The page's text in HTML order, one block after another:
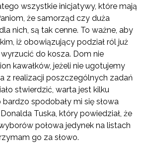
wszystkie inicjatywy, które mają
że samorząd czy duża
nich, są tak cenne. To ważne, aby
iż obowiązujący podział ról już
do kosza. Dom nie
kawałków, jeżeli nie ugotujemy
z realizacji poszczególnych zadań
stwierdzić, warta jest kilku
spodobały mi się słowa
Tuska, który powiedział, że
połowa jedynek na listach
go za słowo.